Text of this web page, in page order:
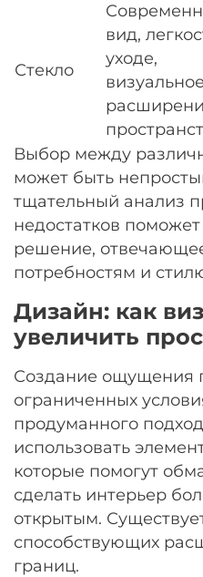
Стекло
вид,
уходе,
визуальное
Выбор между
может быть
тщательный анализ
недостатков
решение,
потребностям и
Дизайн: как
увеличить
Создание ощущения
ограниченных
продуманного
использовать
которые помогут
сделать интерьер
открытым.
способствующих
границ.